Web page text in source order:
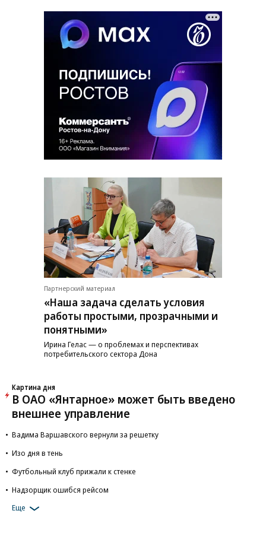
Партнерский материал
«Наша задача сделать условия
работы простыми, прозрачными и
понятными»
Ирина Гелас — о проблемах и перспективах
потребительского сектора Дона
Картина дня
В ОАО «Янтарное» может быть введено
внешнее управление
Вадима Варшавского вернули за решетку
Изо дня в тень
Футбольный клуб прижали к стенке
Надзорщик ошибся рейсом
Еще